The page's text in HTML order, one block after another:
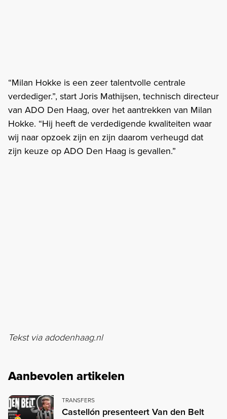
“Milan Hokke is een zeer talentvolle centrale
verdediger.”, start Joris Mathijsen, technisch directeur
van ADO Den Haag, over het aantrekken van Milan
Hokke. “Hij heeft de verdedigende kwaliteiten waar
wij naar opzoek zijn en zijn daarom verheugd dat
zijn keuze op ADO Den Haag is gevallen.”
Tekst via adodenhaag.nl
Aanbevolen artikelen
TRANSFERS
Castellón presenteert Van den Belt